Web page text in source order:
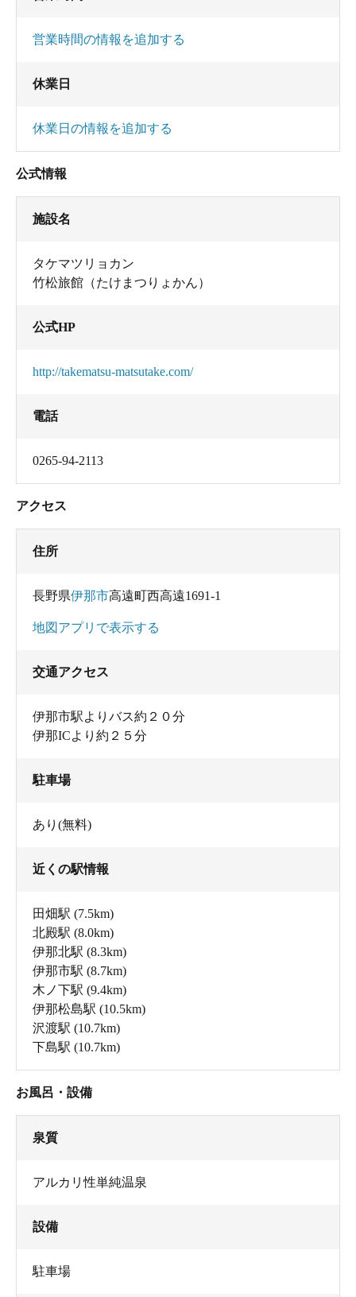
営業時間の情報を追加する
休業日
休業日の情報を追加する
公式情報
施設名
タケマツリョカン
竹松旅館（たけまつりょかん）
公式HP
http://takematsu-matsutake.com/
電話
0265-94-2113
アクセス
住所
長野県伊那市高遠町西高遠1691-1
地図アプリで表示する
交通アクセス
伊那市駅よりバス約２０分
伊那ICより約２５分
駐車場
あり(無料)
近くの駅情報
田畑駅 (7.5km)
北殿駅 (8.0km)
伊那北駅 (8.3km)
伊那市駅 (8.7km)
木ノ下駅 (9.4km)
伊那松島駅 (10.5km)
沢渡駅 (10.7km)
下島駅 (10.7km)
お風呂・設備
泉質
アルカリ性単純温泉
設備
駐車場